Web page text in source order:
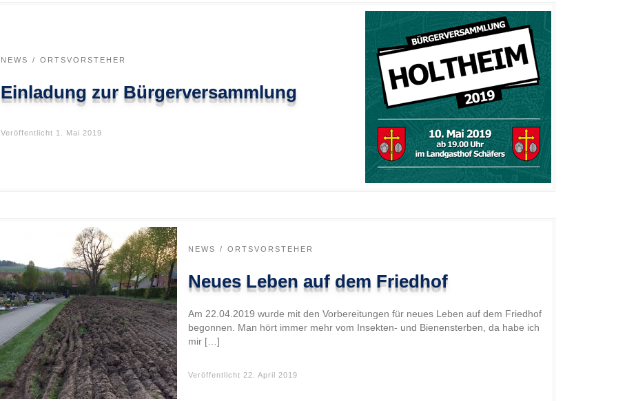
NEWS ORTSVORSTEHER
Einladung zur Bürgerversammlung
Veröffentlicht 1. Mai 2019
NEWS ORTSVORSTEHER
Neues Leben auf dem Friedhof
Am 22.04.2019 wurde mit den Vorbereitungen für neues Leben auf dem Friedhof
begonnen. Man hört immer mehr vom Insekten- und Bienensterben, da habe ich
mir […]
Veröffentlicht 22. April 2019